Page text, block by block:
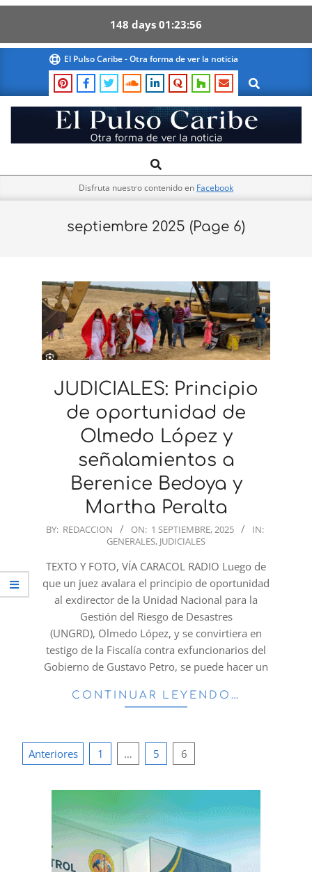
148 days 01 23 55
content
El Pulso Caribe - Otra forma de ver la noticia
Search
El
Pulso
Navigation
Search
Disfruta nuestro contenido en Facebook
septiembre 2025 (Page 6)
JUDICIALES: Principio
de oportunidad de
Olmedo López y
señalamientos a
Berenice Bedoya y
Martha Peralta
2025-
01
BY: REDACCION ON: 1 SEPTIEMBRE, 2025
IN:
GENERALES, JUDICIALES
TEXTO Y FOTO, VÍA CARACOL RADIO Luego de
que un juez avalara el principio de oportunidad
al exdirector de la Unidad Nacional para la
Gestión del Riesgo de Desastres
(UNGRD), Olmedo López, y se convirtiera en
testigo de la Fiscalía contra exfuncionarios del
Gobierno de Gustavo Petro, se puede hacer un
CONTINUAR LEYENDO…
Paginación
entradas
Anteriores 1 … 5 6